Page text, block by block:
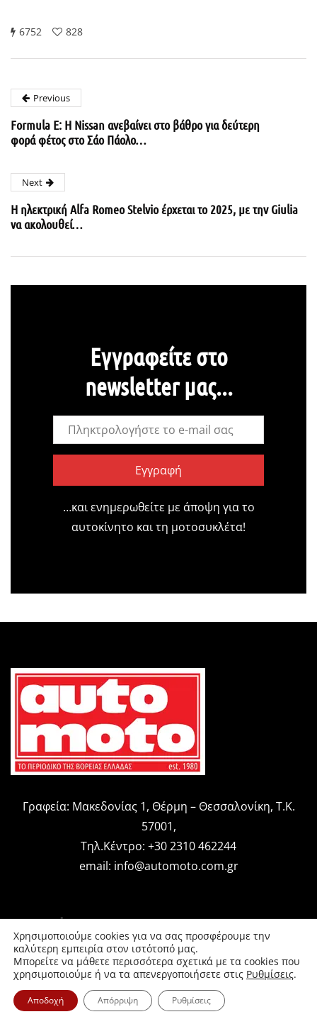
6752 828
Previous
Formula E: Η Nissan ανεβαίνει στο βάθρο για δεύτερη
φορά φέτος στο Σάο Πάολο…
Next
Η ηλεκτρική Alfa Romeo Stelvio έρχεται το 2025, με την Giulia
να ακολουθεί…
Εγγραφείτε στο
newsletter μας...
Εγγραφή
…και ενημερωθείτε με άποψη για το
αυτοκίνητο και τη μοτοσυκλέτα!
Γραφεία: Μακεδονίας 1, Θέρμη – Θεσσαλονίκη, Τ.Κ.
57001,
Τηλ.Κέντρο: +30 2310 462244
email: info@automoto.com.gr
Featured
Throwback Reviews
Magazine Issues
Χρησιμοποιούμε cookies για να σας προσφέρουμε την
καλύτερη εμπειρία στον ιστότοπό μας.
Μπορείτε να μάθετε περισσότερα σχετικά με τα cookies που
χρησιμοποιούμε ή να τα απενεργοποιήσετε στις Ρυθμίσεις.
Αποδοχή Απόρριψη Ρυθμίσεις